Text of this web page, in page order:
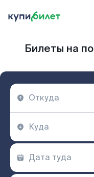
Билеты на